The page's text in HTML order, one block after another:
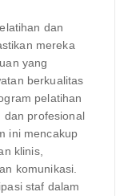
dan
mereka
yang
berkualitas
pelatihan
dan profesional
ini mencakup
klinis,
komunikasi.
staf dalam